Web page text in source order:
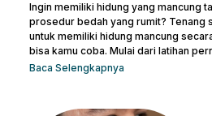
Ingin memiliki hidung yang mancung
prosedur bedah yang rumit? Tenang
untuk memiliki hidung mancung
bisa kamu coba. Mulai dari latihan
bisa dilakukan di rumah hingga
indah dan proporsional. Yuk,
Baca Selengkapnya